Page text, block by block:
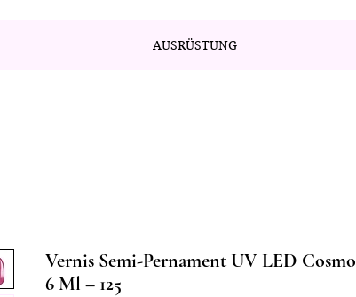
AUSRÜSTUNG
Vernis Semi-Pernament UV LED Cosmo
6 Ml – 125